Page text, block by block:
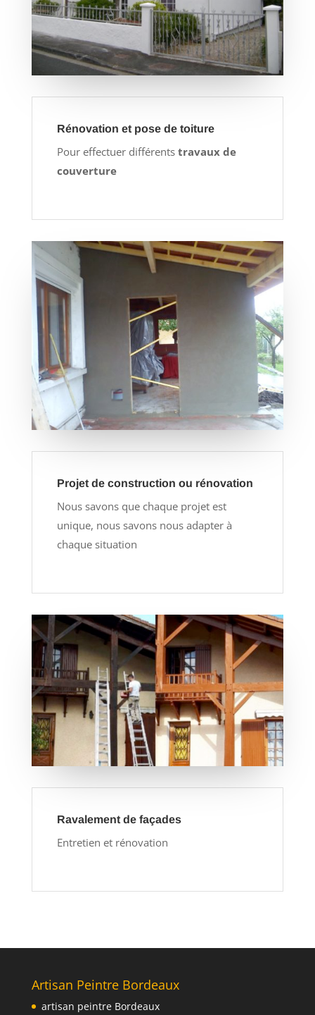
Rénovation et pose de toiture
Pour effectuer différents travaux de
couverture
Projet de construction ou rénovation
Nous savons que chaque projet est
unique, nous savons nous adapter à
chaque situation
Ravalement de façades
Entretien et rénovation
Artisan Peintre Bordeaux
artisan peintre Bordeaux